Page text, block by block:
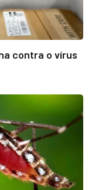
contra o vírus